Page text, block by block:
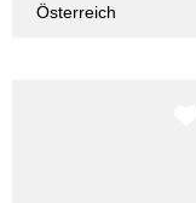
Österreich